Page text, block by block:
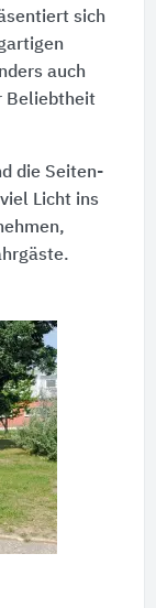
sich
auch
Beliebtheit
die Seiten-
Licht ins